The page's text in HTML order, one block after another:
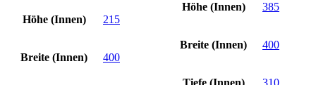
Höhe (Innen) 215
Breite (Innen) 400
Höhe (Innen) 385
Breite (Innen) 400